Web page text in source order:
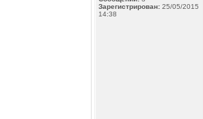
Зарегистрирован: 25/05/2015
14:38